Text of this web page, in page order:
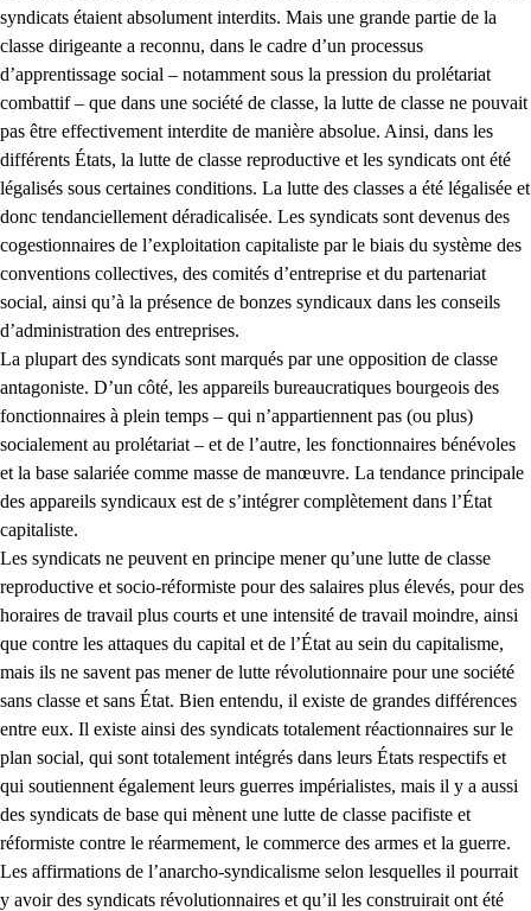
syndicats étaient absolument interdits. Mais une grande partie de la
classe dirigeante a reconnu, dans le cadre d’un processus
d’apprentissage social – notamment sous la pression du prolétariat
combattif – que dans une société de classe, la lutte de classe ne pouvait
pas être effectivement interdite de manière absolue. Ainsi, dans les
différents États, la lutte de classe reproductive et les syndicats ont été
légalisés sous certaines conditions. La lutte des classes a été légalisée et
donc tendanciellement déradicalisée. Les syndicats sont devenus des
cogestionnaires de l’exploitation capitaliste par le biais du système des
conventions collectives, des comités d’entreprise et du partenariat
social, ainsi qu’à la présence de bonzes syndicaux dans les conseils
d’administration des entreprises.
La plupart des syndicats sont marqués par une opposition de classe
antagoniste. D’un côté, les appareils bureaucratiques bourgeois des
fonctionnaires à plein temps – qui n’appartiennent pas (ou plus)
socialement au prolétariat – et de l’autre, les fonctionnaires bénévoles
et la base salariée comme masse de manœuvre. La tendance principale
des appareils syndicaux est de s’intégrer complètement dans l’État
capitaliste.
Les syndicats ne peuvent en principe mener qu’une lutte de classe
reproductive et socio-réformiste pour des salaires plus élevés, pour des
horaires de travail plus courts et une intensité de travail moindre, ainsi
que contre les attaques du capital et de l’État au sein du capitalisme,
mais ils ne savent pas mener de lutte révolutionnaire pour une société
sans classe et sans État. Bien entendu, il existe de grandes différences
entre eux. Il existe ainsi des syndicats totalement réactionnaires sur le
plan social, qui sont totalement intégrés dans leurs États respectifs et
qui soutiennent également leurs guerres impérialistes, mais il y a aussi
des syndicats de base qui mènent une lutte de classe pacifiste et
réformiste contre le réarmement, le commerce des armes et la guerre.
Les affirmations de l’anarcho-syndicalisme selon lesquelles il pourrait
y avoir des syndicats révolutionnaires et qu’il les construirait ont été